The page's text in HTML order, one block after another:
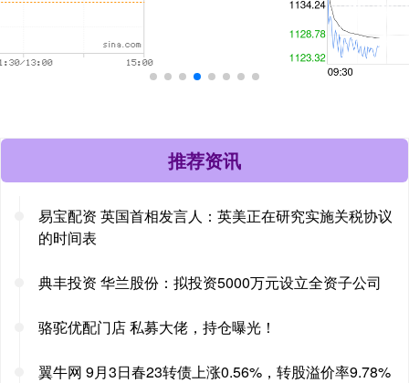
推荐资讯
易宝配资 英国首相发言人：英美正在研究实施关税协议
的时间表
典丰投资 华兰股份：拟投资5000万元设立全资子公司
骆驼优配门店 私募大佬，持仓曝光！
翼牛网 9月3日春23转债上涨0.56%，转股溢价率9.78%